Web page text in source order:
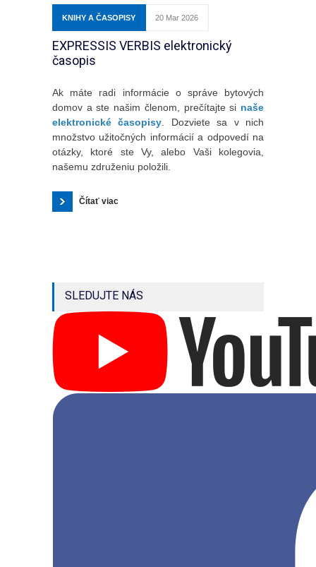
KNIHY A ČASOPISY 20 Mar 2026
EXPRESSIS VERBIS elektronický
časopis
Ak máte radi informácie o správe bytových
domov a ste našim členom, prečítajte si naše
elektronické časopisy . Dozviete sa v nich
množstvo užitočných informácií a odpovedí na
otázky, ktoré ste Vy, alebo Vaši kolegovia,
našemu združeniu položili.
Čítať viac
SLEDUJTE NÁS